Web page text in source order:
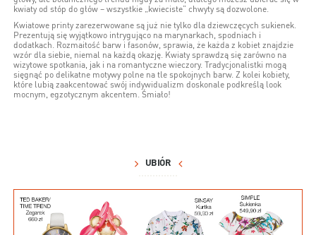
kwiaty od stóp do głów – wszystkie „kwieciste” chwyty są dozwolone.
Kwiatowe printy zarezerwowane są już nie tylko dla dziewczęcych sukienek.
Prezentują się wyjątkowo intrygująco na marynarkach, spodniach i
dodatkach. Rozmaitość barw i fasonów, sprawia, że każda z kobiet znajdzie
wzór dla siebie, niemal na każdą okazję. Kwiaty sprawdzą się zarówno na
wizytowe spotkania, jak i na romantyczne wieczory. Tradycjonalistki mogą
sięgnąć po delikatne motywy polne na tle spokojnych barw. Z kolei kobiety,
które lubią zaakcentować swój indywidualizm doskonale podkreślą look
mocnym, egzotycznym akcentem. Śmiało!
UBIÓR